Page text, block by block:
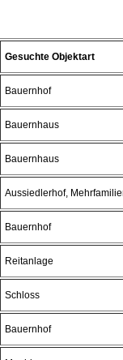
Gesuchte Objektart
Bauernhof
Bauernhaus
Bauernhaus
Aussiedlerhof,
Bauernhof
Reitanlage
Schloss
Bauernhof